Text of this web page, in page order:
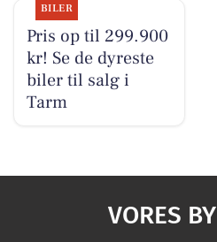
BILER
Pris op til 299.900
kr! Se de dyreste
biler til salg i
Tarm
VORES BY